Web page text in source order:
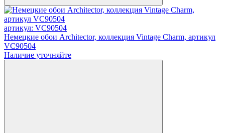
артикул: VC90504
Немецкие обои Architector, коллекция Vintage Charm, артикул
VC90504
Наличие уточняйте